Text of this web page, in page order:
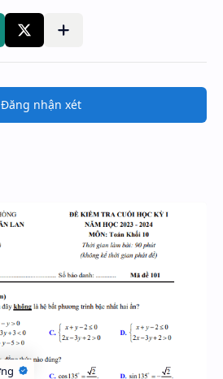
Đăng nhận xét